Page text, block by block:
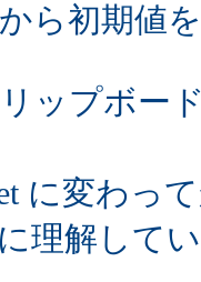
ら初期値
ップボー
に変わっ
理解して